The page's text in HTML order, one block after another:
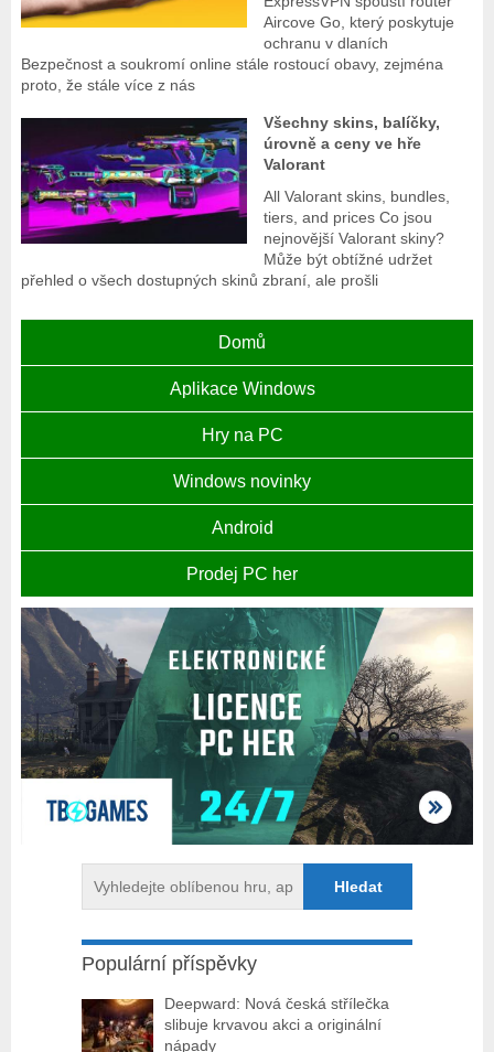
Aircove Go, který poskytuje
ochranu v dlaních
Bezpečnost a soukromí online stále rostoucí obavy, zejména
proto, že stále více z nás
Všechny skins, balíčky,
úrovně a ceny ve hře
Valorant
All Valorant skins, bundles,
tiers, and prices Co jsou
nejnovější Valorant skiny?
Může být obtížné udržet
přehled o všech dostupných skinů zbraní, ale prošli
Domů
Aplikace Windows
Hry na PC
Windows novinky
Android
Prodej PC her
Populární příspěvky
Deepward: Nová česká střílečka
slibuje krvavou akci a originální
nápady